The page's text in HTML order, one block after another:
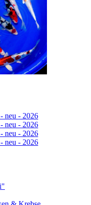
neu - 2026
neu - 2026
neu - 2026
neu - 2026